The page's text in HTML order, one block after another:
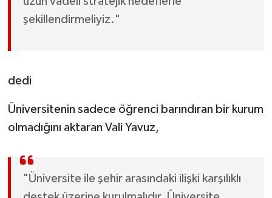
şekillendirmeliyiz."
dedi
Üniversitenin sadece öğrenci barındıran bir kurum
olmadığını aktaran Vali Yavuz,
"Üniversite ile şehir arasındaki ilişki karşılıklı